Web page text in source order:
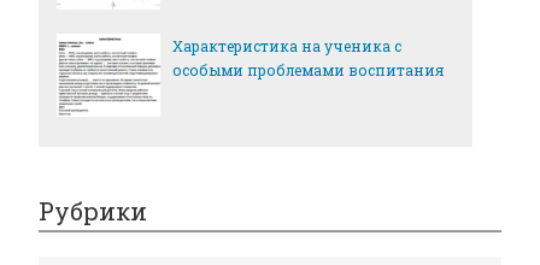
Характеристика на ученика с
особыми проблемами воспитания
Рубрики